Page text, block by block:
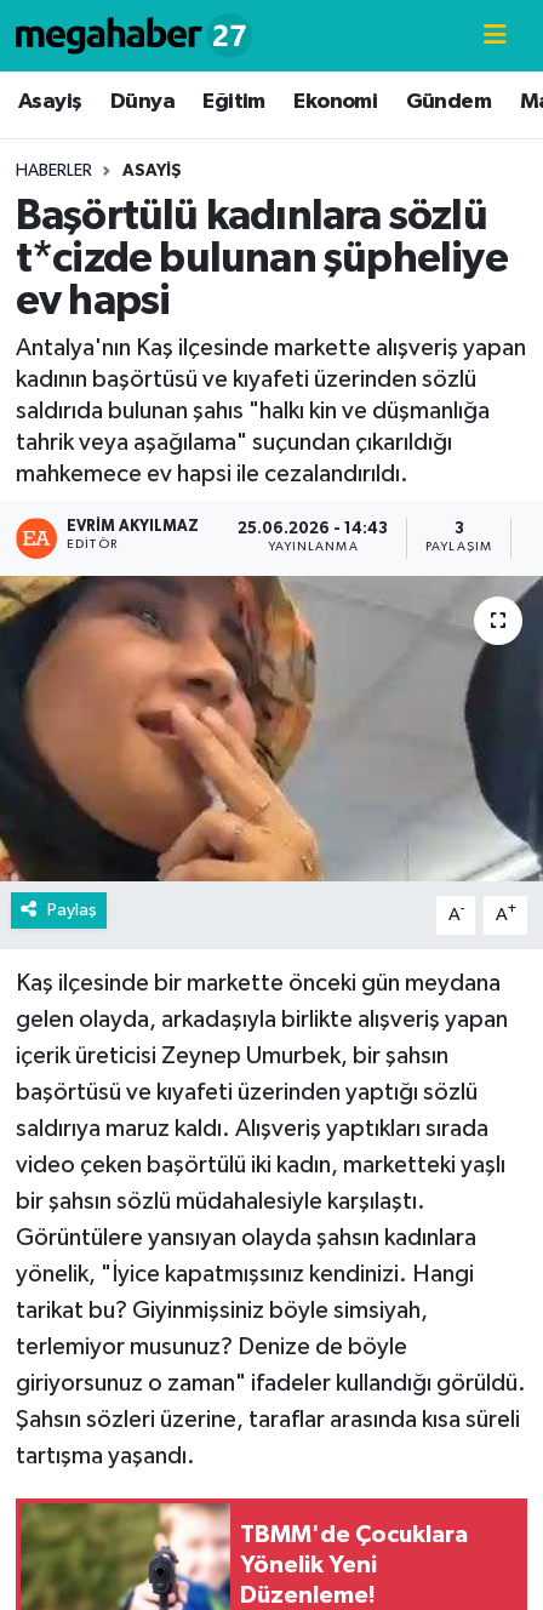
Asayiş Dünya Eğitim Ekonomi Gündem
HABERLER ASAYIŞ
Başörtülü kadınlara sözlü
t*cizde bulunan şüpheliye
ev hapsi
Antalya'nın Kaş ilçesinde markette alışveriş yapan
kadının başörtüsü ve kıyafeti üzerinden sözlü
saldırıda bulunan şahıs "halkı kin ve düşmanlığa
tahrik veya aşağılama" suçundan çıkarıldığı
mahkemece ev hapsi ile cezalandırıldı.
EVRIM AKYILMAZ
EDITÖR
25.06.2026 - 14:43
YAYINLANMA
3
PAYLAŞIM
Paylaş A- A+
Kaş ilçesinde bir markette önceki gün meydana
gelen olayda, arkadaşıyla birlikte alışveriş yapan
içerik üreticisi Zeynep Umurbek, bir şahsın
başörtüsü ve kıyafeti üzerinden yaptığı sözlü
saldırıya maruz kaldı. Alışveriş yaptıkları sırada
video çeken başörtülü iki kadın, marketteki yaşlı
bir şahsın sözlü müdahalesiyle karşılaştı.
Görüntülere yansıyan olayda şahsın kadınlara
yönelik, "İyice kapatmışsınız kendinizi. Hangi
tarikat bu? Giyinmişsiniz böyle simsiyah,
terlemiyor musunuz? Denize de böyle
giriyorsunuz o zaman" ifadeler kullandığı görüldü.
Şahsın sözleri üzerine, taraflar arasında kısa süreli
tartışma yaşandı.
TBMM'de Çocuklara
Yönelik Yeni
Düzenleme!
Hava Durumu
Süper Lig Puan Durumu ve Fikstür
Tüm Manşetler
Son Dakika Haberleri
Haber Arşivi